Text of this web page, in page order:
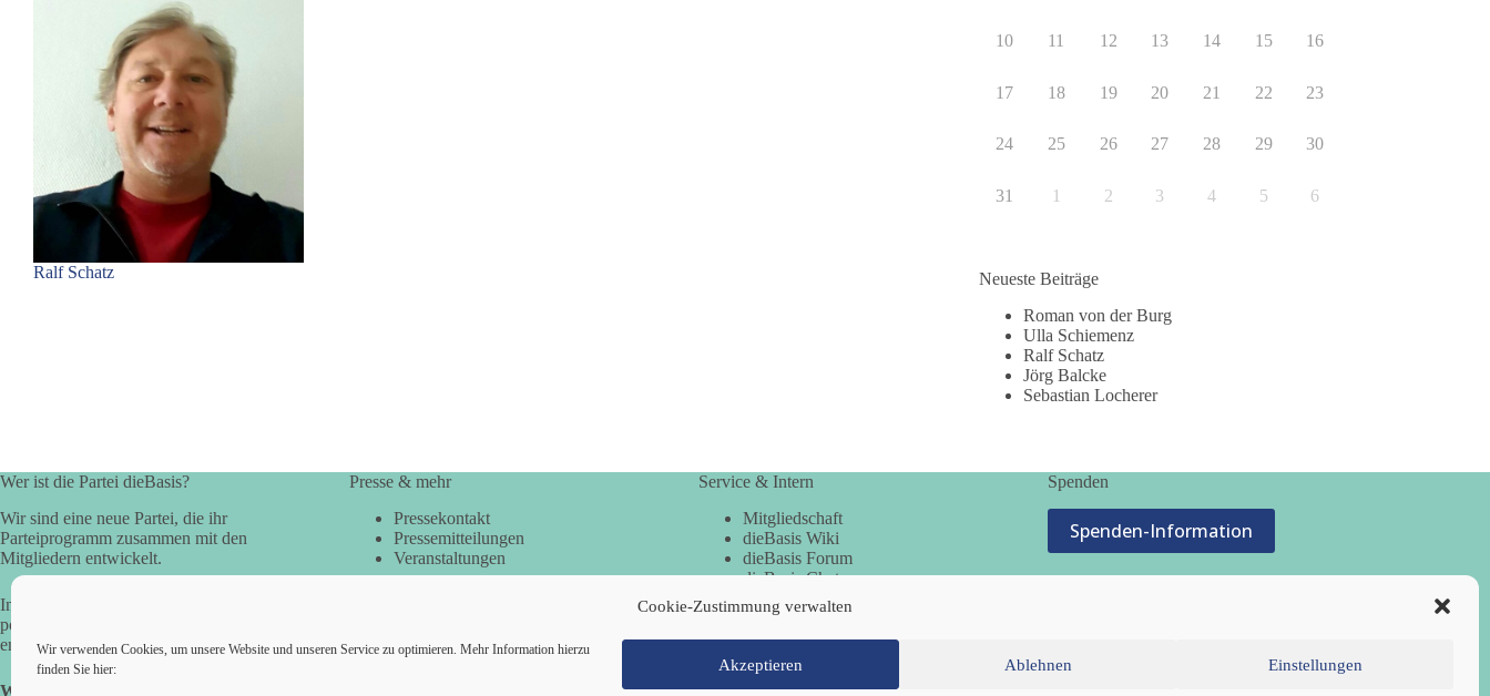
Cookie-Zustimmung verwalten
Wir verwenden Cookies, um unsere Website und unseren Service zu optimieren. Mehr Information hierzu
finden Sie hier:
Akzeptieren Ablehnen Einstellungen
Ralf Schatz
10 11 12 13 14 15 16
17 18 19 20 21 22 23
24 25 26 27 28 29 30
31 1 2 3 4 5 6
Neueste Beiträge
Roman von der Burg
Ulla Schiemenz
Ralf Schatz
Jörg Balcke
Sebastian Locherer
Wer ist die Partei dieBasis?
Wir sind eine neue Partei, die ihr
Parteiprogramm zusammen mit den
Mitgliedern entwickelt.
In der Basisdemokratie werden die
politischen Fragen direkt vom Volk
entschieden.
Wir alle sind die Basis!
Presse & mehr
Pressekontakt
Pressemitteilungen
Veranstaltungen
Service & Intern
Mitgliedschaft
dieBasis Wiki
dieBasis Forum
dieBasis Chat
dieBasis Merchandising
Cookie-Zustimmung
Spenden
Spenden-Information